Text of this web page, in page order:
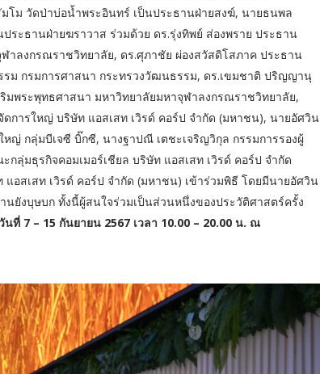
ม วัดป่าบ่อน้ำพระอินทร์ เป็นประธานฝ่ายสงฆ์, นายธนพล
ะธานฝ่ายฆราวาส ร่วมด้วย ดร.รุ่งทิพย์ ส่องพราย ประธาน
าลงกรณราชวิทยาลัย, ดร.ศุภาชัย ผ่องสวัสดิโสภาค ประธาน
ม กรมการศาสนา กระทรวงวัฒนธรรม, ดร.เขมชาติ ปริญญานุ
พระพุทธศาสนา มหาวิทยาลัยมหาจุฬาลงกรณราชวิทยาลัย,
การใหญ่ บริษัท แอสเสท เวิรด์ คอร์ป จำกัด (มหาชน), นายอัศวิน
ญ่ กลุ่มบีเจซี บิ๊กซี, นางฐาปณี เตชะเจริญวิกุล กรรมการรองผู้
ลุ่มธุรกิจคอมเมอร์เชียล บริษัท แอสเสท เวิรด์ คอร์ป จำกัด
สเสท เวิรด์ คอร์ป จำกัด (มหาชน) เข้าร่วมพิธี โดยมีนายอัศวิน
ยังบุษบก ทั้งนี้ผู้สนใจร่วมเป็นส่วนหนึ่งของประวัติศาสตร์ครั้ง
ที่ 7 – 15 กันยายน 2567 เวลา 10.00 – 20.00 น. ณ